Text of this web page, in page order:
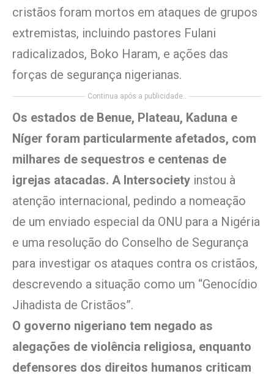
cristãos foram mortos em ataques de grupos
extremistas, incluindo pastores Fulani
radicalizados, Boko Haram, e ações das
forças de segurança nigerianas.
Continua após a publicidade..
Os estados de Benue, Plateau, Kaduna e
Níger foram particularmente afetados, com
milhares de sequestros e centenas de
igrejas atacadas. A Intersociety instou à
atenção internacional, pedindo a nomeação
de um enviado especial da ONU para a Nigéria
e uma resolução do Conselho de Segurança
para investigar os ataques contra os cristãos,
descrevendo a situação como um “Genocídio
Jihadista de Cristãos”.
O governo nigeriano tem negado as
alegações de violência religiosa, enquanto
defensores dos direitos humanos criticam